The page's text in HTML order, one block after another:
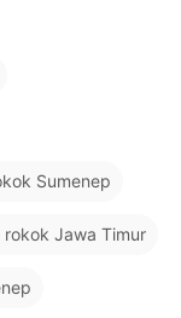
Sumenep
rokok Jawa Timur